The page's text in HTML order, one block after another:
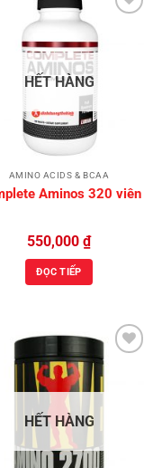
HẾT HÀNG
AMINO ACIDS & BCAA
Aminos 320 viên
550,000 ₫
ĐỌC TIẾP
Wishlist
HẾT HÀNG